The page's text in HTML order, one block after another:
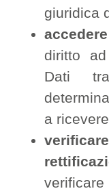
giuridica
diritto
Dati
a